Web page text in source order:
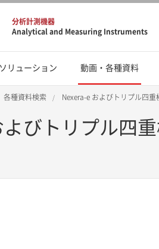
分析計測機器
Analytical and Measuring Instruments
リューション 動画・各種資料
各種資料検索 Nexera-e およびトリプル四
びトリプル四